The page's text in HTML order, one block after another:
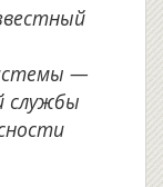
—
службы